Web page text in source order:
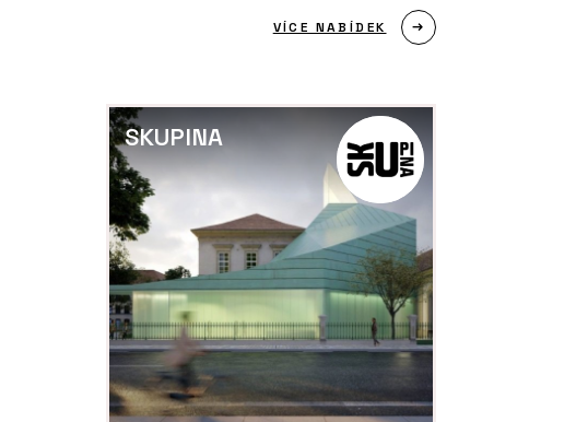
VÍCE NABÍDEK
SKUPINA